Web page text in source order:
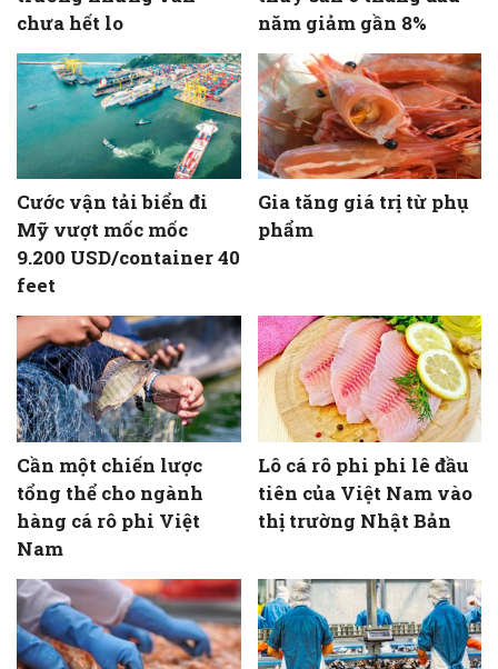
chưa hết lo
năm giảm gần 8%
Cước vận tải biển đi
Mỹ vượt mốc mốc
9.200 USD/container 40
feet
Gia tăng giá trị từ phụ
phẩm
Cần một chiến lược
tổng thể cho ngành
hàng cá rô phi Việt
Nam
Lô cá rô phi phi lê đầu
tiên của Việt Nam vào
thị trường Nhật Bản